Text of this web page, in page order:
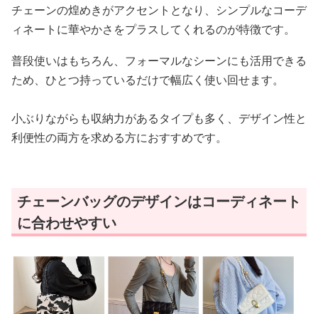
チェーンの煌めきがアクセントとなり、シンプルなコーデ
ィネートに華やかさをプラスしてくれるのが特徴です。
普段使いはもちろん、フォーマルなシーンにも活用できる
ため、ひとつ持っているだけで幅広く使い回せます。
小ぶりながらも収納力があるタイプも多く、デザイン性と
利便性の両方を求める方におすすめです。
チェーンバッグのデザインはコーディネート
に合わせやすい